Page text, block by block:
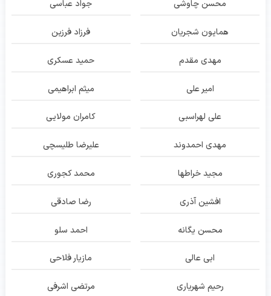
محسن چاوشی جواد عباسی
همایون شجریان فرزاد فرزین
مهدی مقدم حمید عسکری
امیر علی میثم ابراهیمی
علی لهراسبی کامران مولایی
مهدی احمدوند علیرضا طلیسچی
مجید خراطها محمد کجوری
افشین آذری رضا صادقی
محسن یگانه احمد سلو
ابی عالی مازیار فلاحی
رحیم شهریاری مرتضی اشرفی